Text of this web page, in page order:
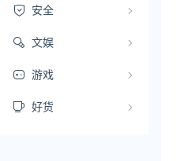
安全
文娱
游戏
好货